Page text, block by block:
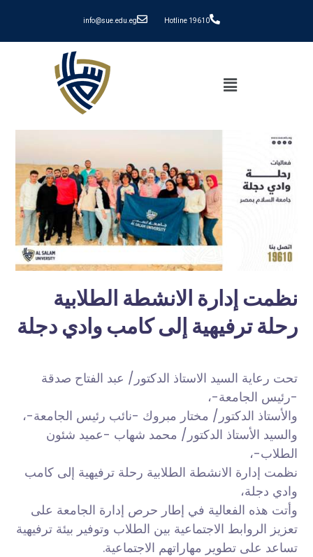
info@sue.edu.eg Hotline 19610
نظمت إدارة الانشطة الطلابية
رحلة ترفيهية إلى كامب وادي دجلة
تحت رعاية السيد الاستاذ الدكتور/ عبد الفتاح صدقة
-رئيس الجامعة-،
والأستاذ الدكتور/ مختار مبروك -نائب رئيس الجامعة-،
والسيد الأستاذ الدكتور/ محمد شهاب -عميد شئون
الطلاب-،
نظمت إدارة الانشطة الطلابية رحلة ترفيهية إلى كامب
وادي دجلة،
وأتت هذه الفعالية في إطار حرص إدارة الجامعة على
تعزيز الروابط الاجتماعية بين الطلاب وتوفير بيئة ترفيهية
تساعد على تطوير مهاراتهم الاجتماعية.